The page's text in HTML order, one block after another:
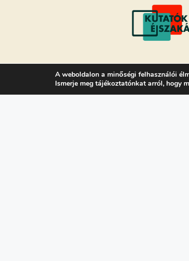
A weboldalon a minőségi felhasználói
Ismerje meg tájékoztatónkat arról, hogy